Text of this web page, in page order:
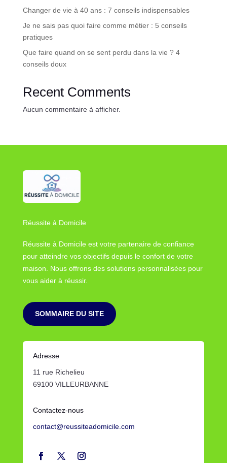
Changer de vie à 40 ans : 7 conseils indispensables
Je ne sais pas quoi faire comme métier : 5 conseils
pratiques
Que faire quand on se sent perdu dans la vie ? 4
conseils doux
Recent Comments
Aucun commentaire à afficher.
Réussite à Domicile
Réussite à Domicile est votre partenaire de confiance
pour atteindre vos objectifs depuis le confort de votre
maison. Nous offrons des solutions personnalisées pour
vous aider à réussir.
SOMMAIRE DU SITE
Adresse
11 rue Richelieu
69100 VILLEURBANNE
Contactez-nous
contact@reussiteadomicile.com